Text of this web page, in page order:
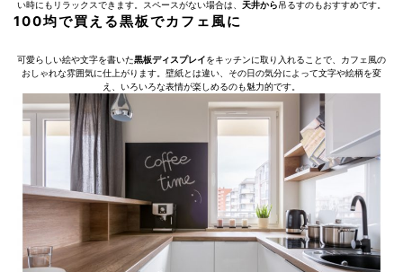
い時にもリラックスできます。スペースがない場合は、 天井から吊るすのもおすすめです。
100均で買える黒板でカフェ風に
可愛らしい絵や文字を書いた黒板ディスプレイをキッチンに取り入れることで、カフェ風の
おしゃれな雰囲気に仕上がります。壁紙とは違い、その日の気分によって文字や絵柄を変
え、いろいろな表情が楽しめるのも魅力的です。